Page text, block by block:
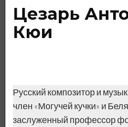
Цезарь
Кюи
Русский композитор и
член «Могучей кучки» и
заслуженный профессор